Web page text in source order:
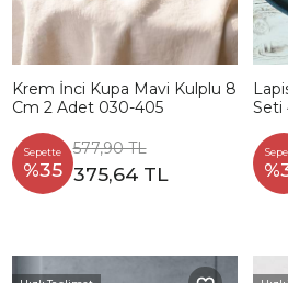
Krem İnci Kupa Mavi Kulplu 8
Cm 2 Adet 030-405
Sepette
%35
577,90 TL
375,64 TL
Seti